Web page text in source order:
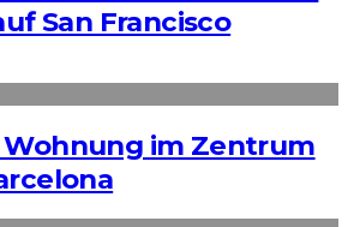
San Francisco
Wohnung im Zentrum